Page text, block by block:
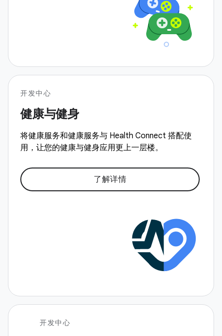
开发中心
健康与健身
将健康服务和健康服务与 Health Connect 搭配使
用，让您的健康与健身应用更上一层楼。
了解详情
开发中心